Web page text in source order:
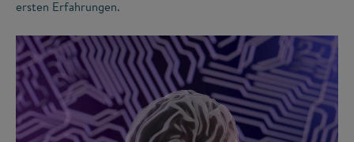
ersten Erfahrungen.